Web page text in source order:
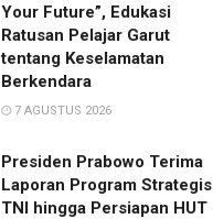
Your Future”, Edukasi
Ratusan Pelajar Garut
tentang Keselamatan
Berkendara
7 AGUSTUS 2026
Presiden Prabowo Terima
Laporan Program Strategis
TNI hingga Persiapan HUT